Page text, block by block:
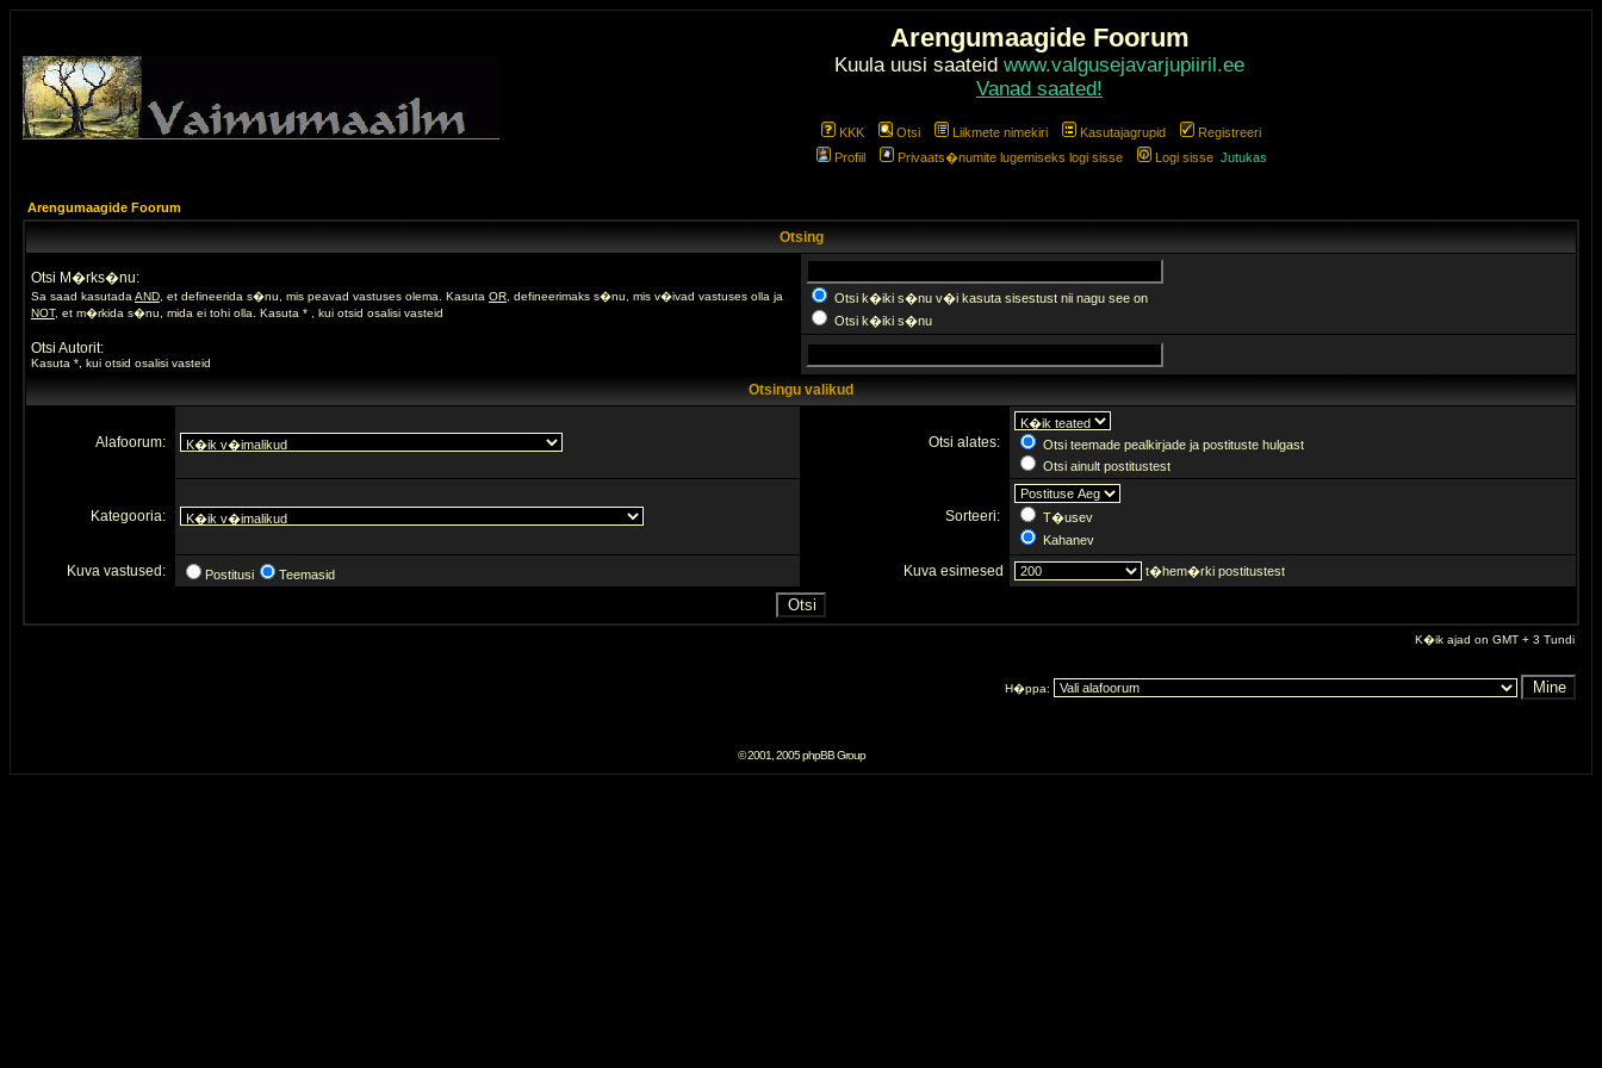
Arengumaagide Foorum
Kuula uusi saateid www.valgusejavarjupiiril.ee
Vanad saated!
KKK Otsi Liikmete nimekiri Kasutajagrupid
Registreeri
Profiil
Privaats�numite lugemiseks logi sisse Logi sisse Jutukas
Arengumaagide Foorum
Otsing
Otsi M�rks�nu:
Sa saad kasutada AND , et defineerida s�nu, mis peavad vastuses olema. Kasuta OR , defineerimaks s�nu, mis v�ivad vastuses olla ja
NOT, et m�rkida s�nu, mida ei tohi olla. Kasuta * , kui otsid osalisi vasteid
Otsi k�iki s�nu v�i kasuta sisestust nii nagu see on
Otsi k�iki s�nu
Otsi Autorit:
Kasuta *, kui otsid osalisi vasteid
Otsingu valikud
Alafoorum: Otsi alates:
Otsi teemade pealkirjade ja postituste hulgast
Otsi ainult postitustest
Kategooria: Sorteeri:
T�usev
Kahanev
Kuva vastused: Postitusi Teemasid Kuva esimesed t�hem�rki postitustest
K�ik ajad on GMT + 3 Tundi
H�ppa:
© 2001, 2005 phpBB Group